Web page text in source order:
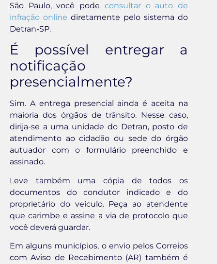
São Paulo, você pode consultar o auto de
infração online diretamente pelo sistema do
Detran-SP.
É possível entregar a
notificação
presencialmente?
Sim. A entrega presencial ainda é aceita na
maioria dos órgãos de trânsito. Nesse caso,
dirija-se a uma unidade do Detran, posto de
atendimento ao cidadão ou sede do órgão
autuador com o formulário preenchido e
assinado.
Leve também uma cópia de todos os
documentos do condutor indicado e do
proprietário do veículo. Peça ao atendente
que carimbe e assine a via de protocolo que
você deverá guardar.
Em alguns municípios, o envio pelos Correios
com Aviso de Recebimento (AR) também é